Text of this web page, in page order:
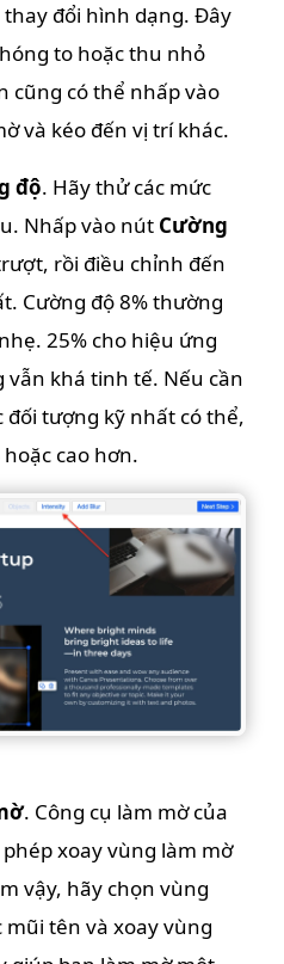
đổi hình dạng. Đây
to hoặc thu nhỏ
cũng có thể nhấp vào
và kéo đến vị trí khác.
độ. Hãy thử các mức
Nhấp vào nút Cường
rồi điều chỉnh đến
Cường độ 8% thường
25% cho hiệu ứng
khá tinh tế. Nếu cần
đối tượng kỹ nhất có thể,
cao hơn.
. Công cụ làm mờ của
xoay vùng làm mờ
vậy, hãy chọn vùng
mũi tên và xoay vùng